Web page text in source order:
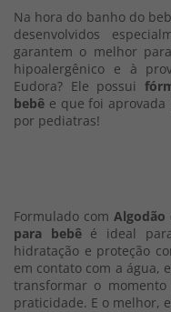
Na hora do banho do
desenvolvidos
garantem o melhor
hipoalergênico e à
Eudora? Ele possui
bebê e que foi
por pediatras!
Formulado com Algodão
para bebê é ideal
hidratação e proteção
em contato com a água,
transformar o
praticidade. E o melhor,